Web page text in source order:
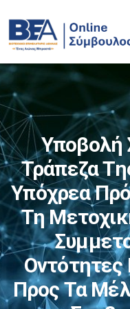
Υποβολή
Τράπεζα
Υπόχρεα
Τη
Οντότητες
Προς Τα